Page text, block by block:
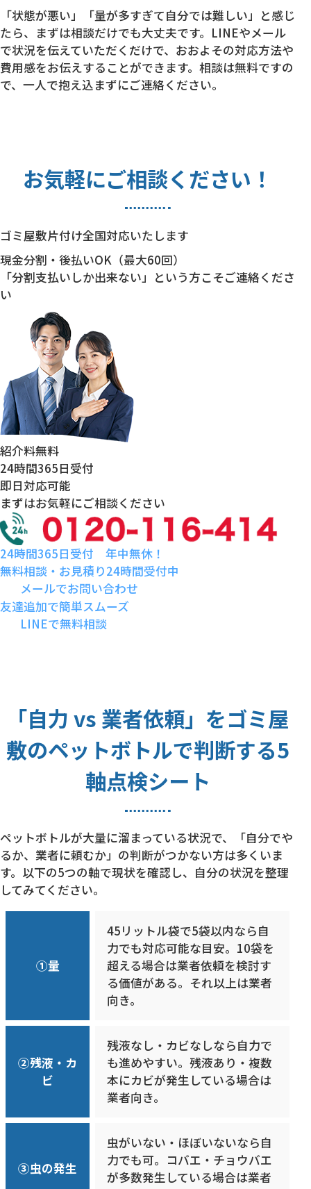
「状態が悪い」「量が多すぎて自分では難しい」と感じ
たら、まずは相談だけでも大丈夫です。LINEやメール
で状況を伝えていただくだけで、おおよその対応方法や
費用感をお伝えすることができます。相談は無料ですの
で、一人で抱え込まずにご連絡ください。
お気軽にご相談ください！
ゴミ屋敷片付け全国対応いたします
現金分割・後払いOK（最大60回）
「分割支払いしか出来ない」という方こそご連絡くださ
い
紹介料無料
24時間365日受付
即日対応可能
まずはお気軽にご相談ください
24時間365日受付 年中無休！
無料相談・お見積り24時間受付中
メールでお問い合わせ
友達追加で簡単スムーズ
LINEで無料相談
「自力 vs 業者依頼」をゴミ屋
敷のペットボトルで判断する5
軸点検シート
ペットボトルが大量に溜まっている状況で、「自分でや
るか、業者に頼むか」の判断がつかない方は多くいま
す。以下の5つの軸で現状を確認し、自分の状況を整理
してみてください。
①量
45リットル袋で5袋以内なら自
力でも対応可能な目安。10袋を
超える場合は業者依頼を検討す
る価値がある。それ以上は業者
向き。
②残液・カ
ビ
残液なし・カビなしなら自力で
も進めやすい。残液あり・複数
本にカビが発生している場合は
業者向き。
③虫の発生
虫がいない・ほぼいないなら自
力でも可。コバエ・チョウバエ
が多数発生している場合は業者